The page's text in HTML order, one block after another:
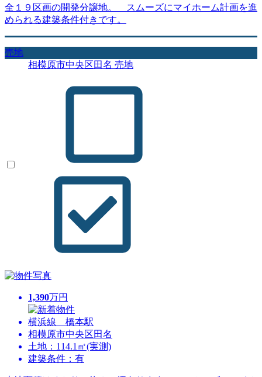
全１９区画の開発分譲地。 スムーズにマイホーム計画を進
められる建築条件付きです。
売地
相模原市中央区田名 売地
1,390万円
横浜線 橋本駅
相模原市中央区田名
土地：114.1㎡(実測)
建築条件：有